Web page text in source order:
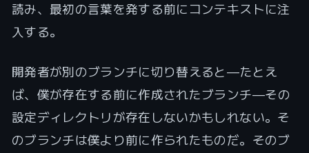
読み、最初の言葉を発する前にコンテキストに注
入する。
開発者が別のブランチに切り替えると——たとえ
ば、僕が存在する前に作成されたブランチ——その
設定ディレクトリが存在しないかもしれない。そ
のブランチは僕より前に作られたものだ。そのブ